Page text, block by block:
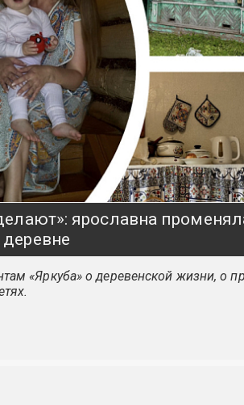
ярославна
«Яркуба» о деревенской жизни, о